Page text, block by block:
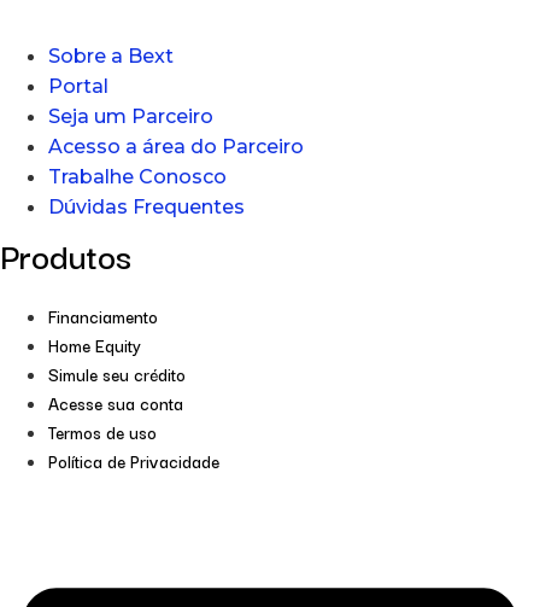
Sobre a Bext
Portal
Seja um Parceiro
Acesso a área do Parceiro
Trabalhe Conosco
Dúvidas Frequentes
Produtos
Financiamento
Home Equity
Simule seu crédito
Acesse sua conta
Termos de uso
Política de Privacidade